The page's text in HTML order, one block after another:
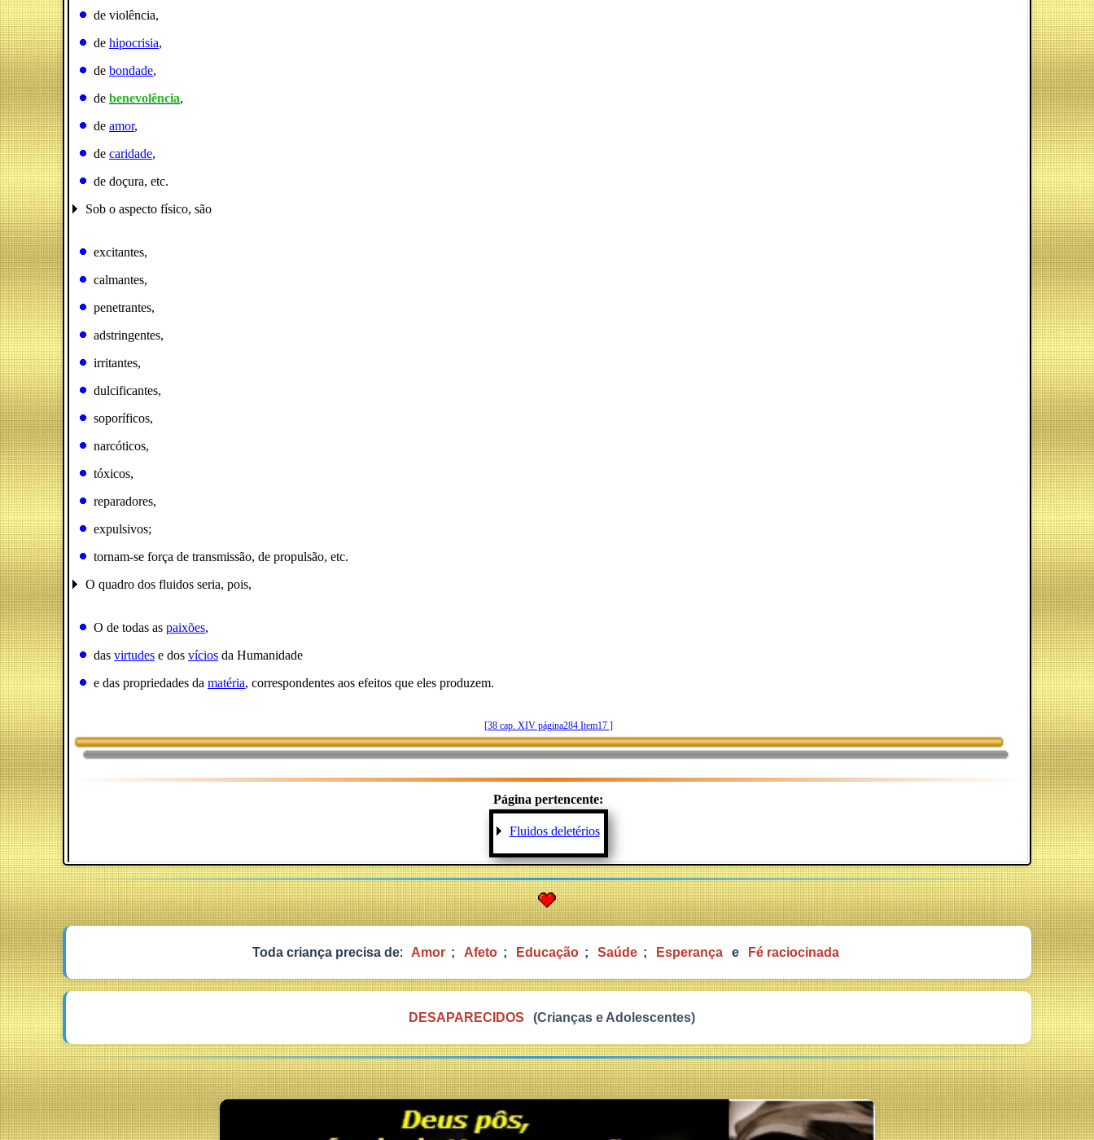
de violência,
de hipocrisia,
de bondade,
de benevolência,
de amor,
de caridade,
de doçura, etc.
Sob o aspecto físico, são
excitantes,
calmantes,
penetrantes,
adstringentes,
irritantes,
dulcificantes,
soporíficos,
narcóticos,
tóxicos,
reparadores,
expulsivos;
tornam-se força de transmissão, de propulsão, etc.
O quadro dos fluidos seria, pois,
O de todas as paixões,
das virtudes e dos vícios da Humanidade
e das propriedades da matéria, correspondentes aos efeitos que eles produzem.
[38 cap. XIV página284 Item17 ]
Página pertencente:
Fluidos deletérios
Toda criança precisa de: Amor ; Afeto ; Educação ; Saúde ; Esperança e Fé raciocinada
DESAPARECIDOS (Crianças e Adolescentes)